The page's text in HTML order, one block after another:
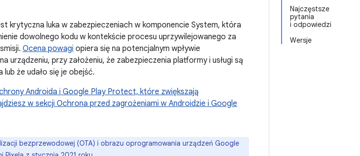
Najczęstsze
pytania
i odpowiedzi
Wersje
krytyczna luka w zabezpieczeniach w komponencie System, która
dowolnego kodu w kontekście procesu uprzywilejowanego za
Ocena powagi opiera się na potencjalnym wpływie
urządzeniu, przy założeniu, że zabezpieczenia platformy i usługi są
że udało się je obejść.
Androida i Google Play Protect, które zwiększają
w sekcji Ochrona przed zagrożeniami w Androidzie i Google
bezprzewodowej (OTA) i obrazu oprogramowania urządzeń Google